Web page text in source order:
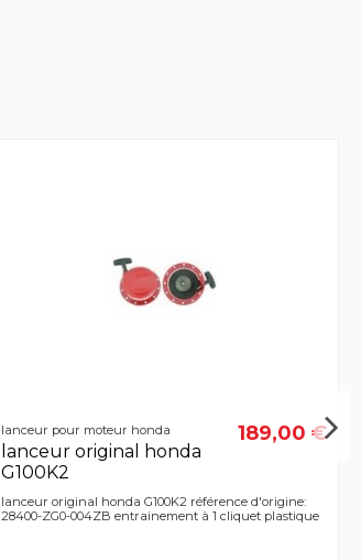
lanceur pour moteur honda
lanceur original honda
G100K2
189,00 €
lanceur original honda G100K2 référence d'origine:
28400-ZG0-004ZB entrainement à 1 cliquet plastique